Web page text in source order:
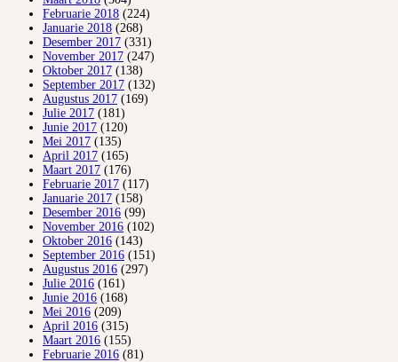
Februarie 2018 (224)
Januarie 2018 (268)
Desember 2017 (331)
November 2017 (247)
Oktober 2017 (138)
September 2017 (132)
Augustus 2017 (169)
Julie 2017 (181)
Junie 2017 (120)
Mei 2017 (135)
April 2017 (165)
Maart 2017 (176)
Februarie 2017 (117)
Januarie 2017 (158)
Desember 2016 (99)
November 2016 (102)
Oktober 2016 (143)
September 2016 (151)
Augustus 2016 (297)
Julie 2016 (161)
Junie 2016 (168)
Mei 2016 (209)
April 2016 (315)
Maart 2016 (155)
Februarie 2016 (81)